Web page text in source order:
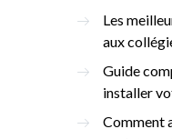
Les
aux
Guide
installer
Comment